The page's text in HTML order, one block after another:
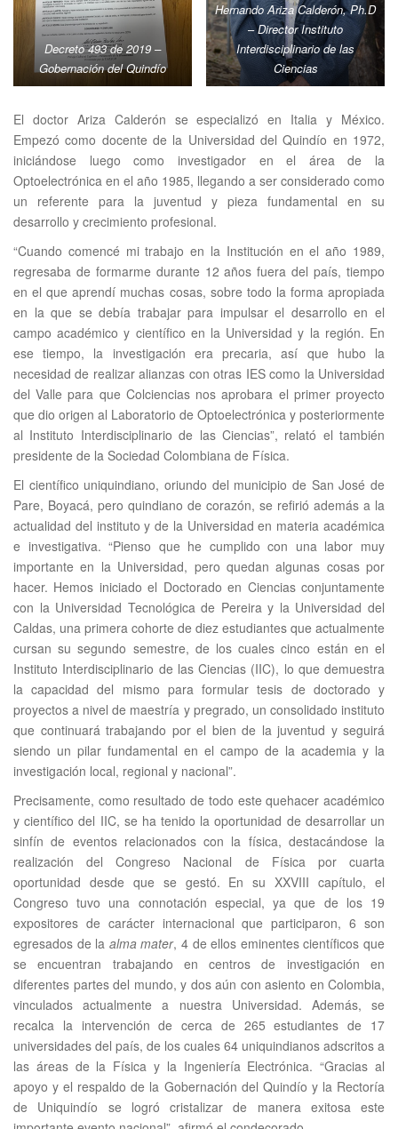
Decreto 493 de 2019 –
Gobernación del Quindío
Hernando Ariza Calderón, Ph.D
–Director Instituto
Interdisciplinario de las
Ciencias
El doctor Ariza Calderón se especializó en Italia y México.
Empezó como docente de la Universidad del Quindío en 1972,
iniciándose luego como investigador en el área de la
Optoelectrónica en el año 1985, llegando a ser considerado como
un referente para la juventud y pieza fundamental en su
desarrollo y crecimiento profesional.
“Cuando comencé mi trabajo en la Institución en el año 1989,
regresaba de formarme durante 12 años fuera del país, tiempo
en el que aprendí muchas cosas, sobre todo la forma apropiada
en la que se debía trabajar para impulsar el desarrollo en el
campo académico y científico en la Universidad y la región. En
ese tiempo, la investigación era precaria, así que hubo la
necesidad de realizar alianzas con otras IES como la Universidad
del Valle para que Colciencias nos aprobara el primer proyecto
que dio origen al Laboratorio de Optoelectrónica y posteriormente
al Instituto Interdisciplinario de las Ciencias”, relató el también
presidente de la Sociedad Colombiana de Física.
El científico uniquindiano, oriundo del municipio de San José de
Pare, Boyacá, pero quindiano de corazón, se refirió además a la
actualidad del instituto y de la Universidad en materia académica
e investigativa. “Pienso que he cumplido con una labor muy
importante en la Universidad, pero quedan algunas cosas por
hacer. Hemos iniciado el Doctorado en Ciencias conjuntamente
con la Universidad Tecnológica de Pereira y la Universidad del
Caldas, una primera cohorte de diez estudiantes que actualmente
cursan su segundo semestre, de los cuales cinco están en el
Instituto Interdisciplinario de las Ciencias (IIC), lo que demuestra
la capacidad del mismo para formular tesis de doctorado y
proyectos a nivel de maestría y pregrado, un consolidado instituto
que continuará trabajando por el bien de la juventud y seguirá
siendo un pilar fundamental en el campo de la academia y la
investigación local, regional y nacional”.
Precisamente, como resultado de todo este quehacer académico
y científico del IIC, se ha tenido la oportunidad de desarrollar un
sinfín de eventos relacionados con la física, destacándose la
realización del Congreso Nacional de Física por cuarta
oportunidad desde que se gestó. En su XXVIII capítulo, el
Congreso tuvo una connotación especial, ya que de los 19
expositores de carácter internacional que participaron, 6 son
egresados de la alma mater, 4 de ellos eminentes científicos que
se encuentran trabajando en centros de investigación en
diferentes partes del mundo, y dos aún con asiento en Colombia,
vinculados actualmente a nuestra Universidad. Además, se
recalca la intervención de cerca de 265 estudiantes de 17
universidades del país, de los cuales 64 uniquindianos adscritos a
las áreas de la Física y la Ingeniería Electrónica. “Gracias al
apoyo y el respaldo de la Gobernación del Quindío y la Rectoría
de Uniquindío se logró cristalizar de manera exitosa este